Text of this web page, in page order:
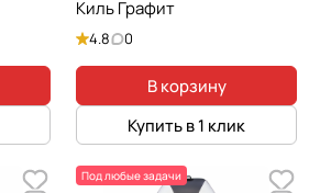
Киль Графит
4.8 0
В корзину
Купить в 1 клик
Под любые задачи